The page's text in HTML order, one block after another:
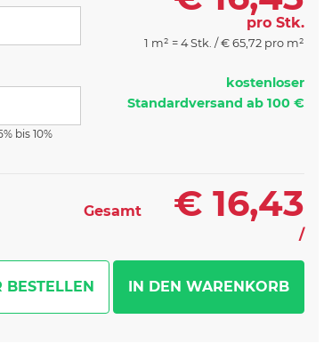
bis 10%
pro Stk.
1 m² = 4 Stk. / €65,72 pro m²
kostenloser
Standardversand ab 100 €
Gesamt € 16,43
/
BESTELLEN